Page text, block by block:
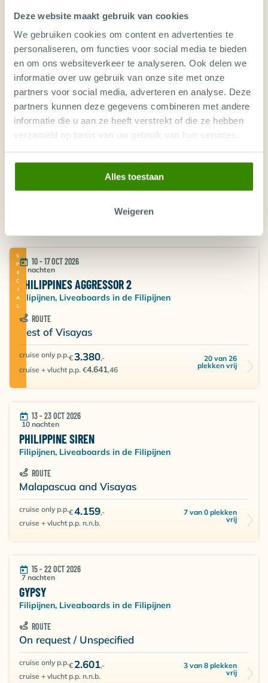
Deze website maakt gebruik van cookies
We gebruiken cookies om content en advertenties te
personaliseren, om functies voor social media te bieden
en om ons websiteverkeer te analyseren. Ook delen we
informatie over uw gebruik van onze site met onze
partners voor social media, adverteren en analyse. Deze
partners kunnen deze gegevens combineren met andere
informatie die u aan ze heeft verstrekt of die ze hebben
verzameld op basis van uw gebruik van hun services.
Alles toestaan
Weigeren
Visayas East
cruise only p.p.€ 1.940,-
€2.425,-
cruise + vlucht p.p. €3.201,46
10 van 25
plekken vrij
SPECIAL 10 - 17 OCT 2026
7 nachten
PHILIPPINES AGGRESSOR
ROUTE
,46
SPECIAL 10 - 17 OCT 2026
7 nachten
PHILIPPINES AGGRESSOR 2
Filipijnen, Liveaboards in de Filipijnen
ROUTE
Best of Visayas
cruise only p.p.€3.380,-
cruise + vlucht p.p. €4.641,46
20 van 26
plekken vrij
13 - 23 OCT 2026
10 nachten
PHILIPPINE SIREN
Filipijnen, Liveaboards in de Filipijnen
ROUTE
Malapascua and Visayas
cruise only p.p.€4.159,-
cruise + vlucht p.p. n.n.b.
7 van 0 plekken
vrij
15 - 22 OCT 2026
7 nachten
GYPSY
Filipijnen, Liveaboards in de Filipijnen
ROUTE
On request / Unspecified
cruise only p.p.€ 2.601,-
cruise + vlucht p.p. n.n.b.
3 van 8 plekken
vrij